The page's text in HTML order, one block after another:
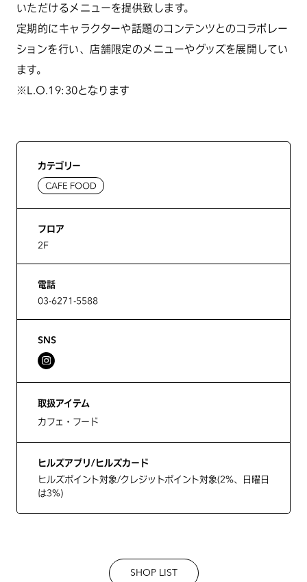
いただけるメニューを提供致します。
定期的にキャラクターや話題のコンテンツとのコラボレー
ションを行い、店舗限定のメニューやグッズを展開してい
ます。
※L.O.19:30となります
カテゴリー
CAFE FOOD
フロア
2F
電話
03-6271-5588
SNS
取扱アイテム
カフェ・フード
ヒルズアプリ/ヒルズカード
ヒルズポイント対象/クレジットポイント対象(2%、日曜日
は3%)
SHOP LIST